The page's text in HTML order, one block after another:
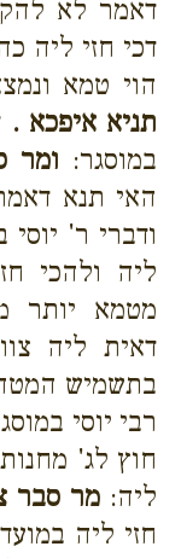
דאמר לא
דכי חזי ליה
הוי טמא
תניא איפכא .
במוסגר: ומר
האי תנא
ודברי ר'
ליה ולהכי
מטמא יותר
דאית ליה
בתשמיש
רבי יוסי
חוץ לג'
ליה:מר סבר
חזי ליה